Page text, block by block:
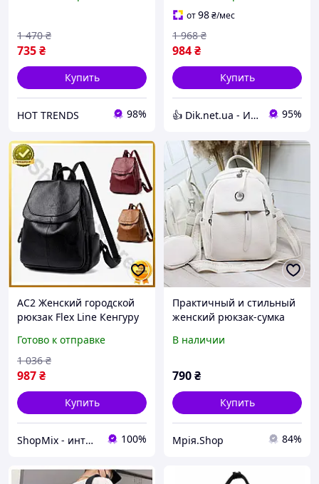
735₴
1 470 ₴
Купить
HOT TRENDS 98%
ноутбук JB-95
от98₴/мес
984₴
1 968 ₴
Купить
👍 Dik.net.ua - Интернет магазин 95%
AC2 Женский городской
рюкзак Flex Line Кенгуру
стильный и практичный
небольшой р DE
Готово к отправке
987₴
1 036 ₴
Купить
ShopMix - интернет-магазин сумок и аксессуаров 100%
Практичный и стильный
женский рюкзак-сумка
В наличии
790₴
Купить
Мрія.Shop 84%